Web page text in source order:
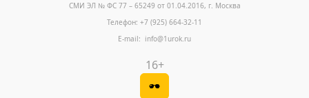
СМИ ЭЛ № ФС 77 – 65249 от 01.04.2016, г. Москва
Телефон: +7 (925) 664-32-11
E-mail: info@1urok.ru
16+